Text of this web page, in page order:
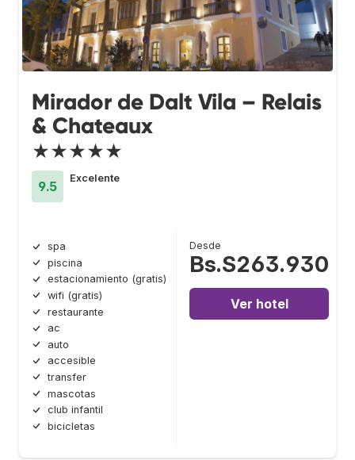
Mirador de Dalt Vila – Relais
& Chateaux
★★★★★
9.5
Excelente
spa
piscina
estacionamiento (gratis)
wifi (gratis)
restaurante
ac
auto
accesible
transfer
mascotas
club infantil
bicicletas
Desde
Bs.S263.930
Ver hotel